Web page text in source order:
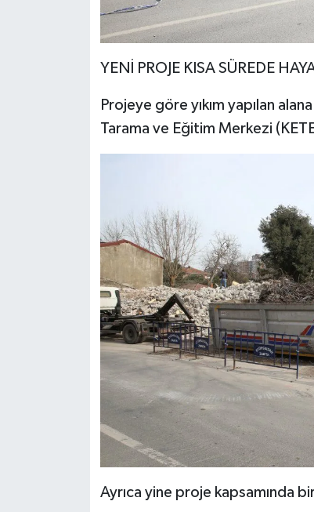
YENİ PROJE KISA SÜREDE
Projeye göre yıkım yapılan
Tarama ve Eğitim Merkezi
Ayrıca yine proje kapsamında